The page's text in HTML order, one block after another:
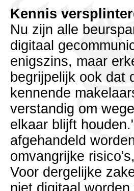
Kennis
Nu zijn alle
digitaal
enigszins, maar
begrijpelijk ook dat
kennende
verstandig om
elkaar blijft
afgehandeld
omvangrijke
Voor dergelijke
niet digitaal